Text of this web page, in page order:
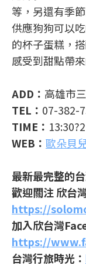
等，另還有季
供應狗狗可以
的杯子蛋糕，
感受到甜點帶
ADD： 高雄市
TEL： 07-382-
TIME：
WEB： 歐朵貝
最新最完整的
歡迎關注 欣台
https://
加入欣台灣
https://
台灣行旅時光：